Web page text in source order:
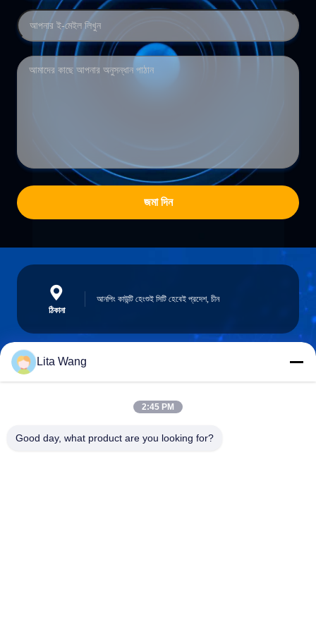
জমা দিন
ঠিকানা
আনপিং কাউন্টি হেংশুই সিটি হেবেই প্রদেশ, চীন
lita@screenmeshnet.com
Lita Wang
2:45 PM
Good day, what product are you looking for?